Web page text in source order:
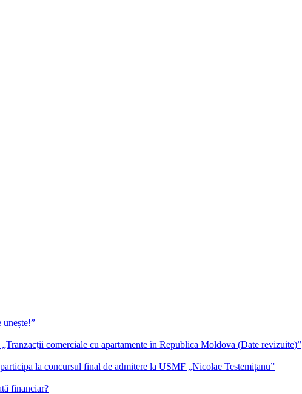
comerciale cu apartamente în Republica Moldova (Date revizuite)”
la concursul final de admitere la USMF „Nicolae Testemițanu”
financiar?